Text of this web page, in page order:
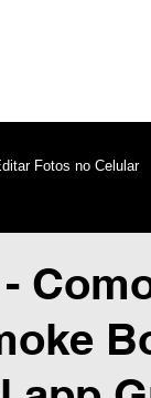
Fotos no Celular
Edição de